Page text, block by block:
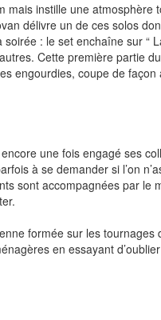
mais instille une atmosphère
délivre un de ces solos
: le set enchaîne sur “
Cette première partie
engourdies, coupe de façon
une fois engagé ses
à se demander si l’on
sont accompagnées par le
formée sur les tournages
en essayant